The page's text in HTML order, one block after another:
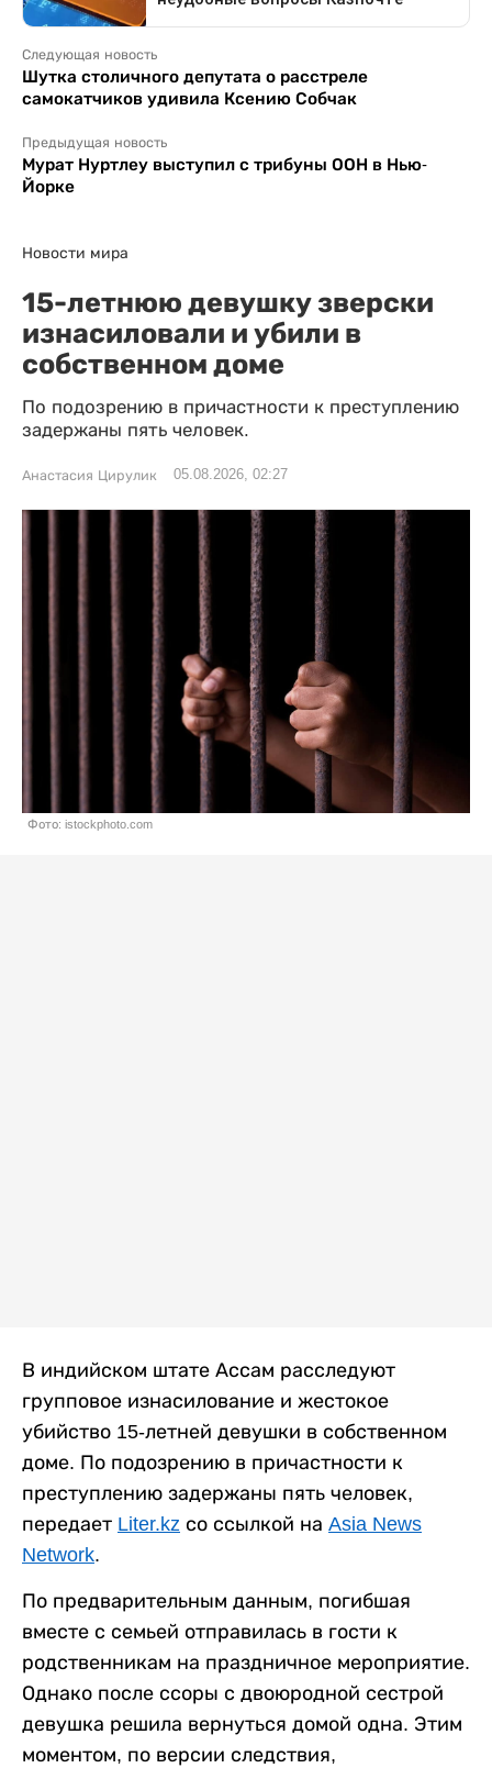
Следующая новость
Шутка столичного депутата о расстреле
самокатчиков удивила Ксению Собчак
Предыдущая новость
Мурат Нуртлеу выступил с трибуны ООН в Нью-
Йорке
Новости мира
15-летнюю девушку зверски
изнасиловали и убили в
собственном доме
По подозрению в причастности к преступлению
задержаны пять человек.
Анастасия Цирулик 05.08.2026, 02:27
Фото: istockphoto.com
В индийском штате Ассам расследуют
групповое изнасилование и жестокое
убийство 15-летней девушки в собственном
доме. По подозрению в причастности к
преступлению задержаны пять человек,
передает Liter.kz со ссылкой на Asia News
Network.
По предварительным данным, погибшая
вместе с семьей отправилась в гости к
родственникам на праздничное мероприятие.
Однако после ссоры с двоюродной сестрой
девушка решила вернуться домой одна. Этим
моментом, по версии следствия,